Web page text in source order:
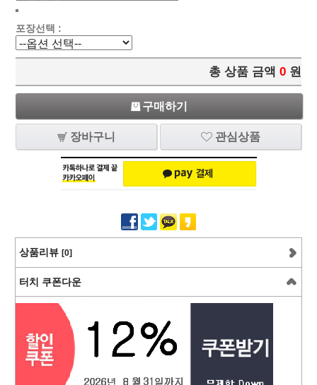
포장선택 :
총 상품 금액 0 원
구매하기
장바구니 관심상품
상품리뷰 [0]
터치 쿠폰다운